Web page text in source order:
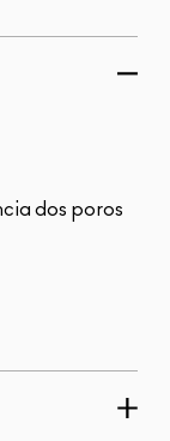
dos poros